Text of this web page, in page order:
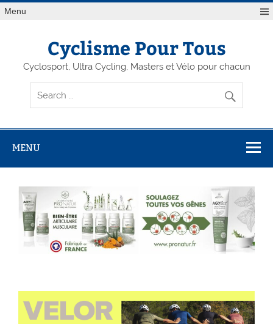
Menu
Cyclisme Pour Tous
Cyclosport, Ultra Cycling, Masters et Vélo pour chacun
MENU